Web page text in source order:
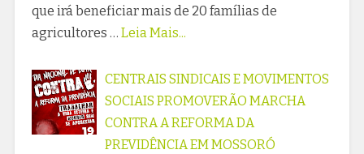
que irá beneficiar mais de 20 famílias de
agricultores … Leia Mais...
CENTRAIS SINDICAIS E MOVIMENTOS
SOCIAIS PROMOVERÃO MARCHA
CONTRA A REFORMA DA
PREVIDÊNCIA EM MOSSORÓ